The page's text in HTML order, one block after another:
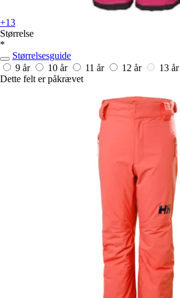
+13
Størrelse
*
Størrelsesguide
9 år
10 år 11 år 12 år 13 år
Dette felt er påkrævet